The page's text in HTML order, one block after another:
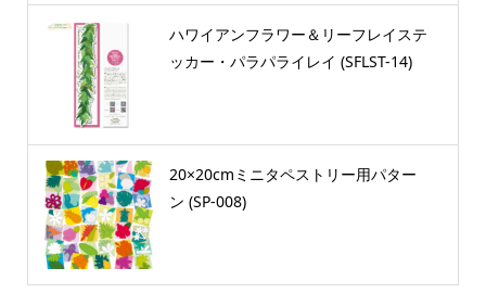
ハワイアンフラワー＆リーフレイステ
ッカー・パラパライレイ (SFLST-14)
20×20cmミニタペストリー用パター
ン (SP-008)